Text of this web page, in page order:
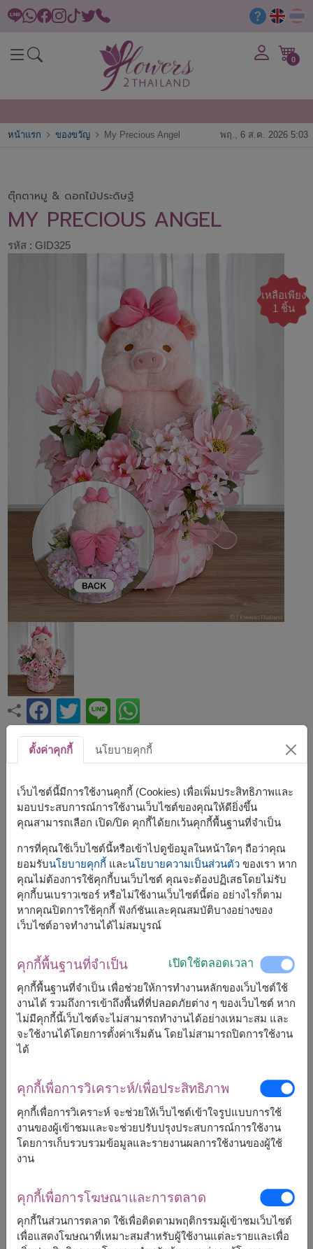
0
หน้าแรก ของขวัญ My Precious Angel พฤ., 6 ส.ค. 2026 5:03
ตุ๊กตาหมู & ดอกไม้ประดิษฐ์
MY PRECIOUS ANGEL
รหัส : GID325
เหลือเพียง
1 ชิ้น
ขนาดโดยประมาณ:
กว้าง: 30 ซม. x สูง: 40 ซม.
เซ็ตของขวัญสุดน่ารักที่รวมตุ๊กตาหมูสีชมพูและดอกไม้
ประดิษฐ์คุณภาพดี จัดตกแต่งอย่างสวยงาม เหมาะสำหรับ
มอบเป็นของขวัญแทนความรัก ความห่วงใย และคำอวยพรใน
ทุกโอกาส
ช่อนี้ประกอบด้วย
ตุ๊กตาหมูน้อยมีปีก
ตกแต่งด้วยดอกไม้ประดิษฐ์
จัดส่งได้เร็วสุดวันนี้ในบางพื้นที่และส., 8 ส.ค. 2026สำหรับ
พื้นที่อื่นๆ
แต่สามารถกำหนดวันได้
ราคาตามพื้นที่จัดส่ง
เริ่มต้นที่ ฿1,690
ฟรีจัดส่ง + ฟรีการ์ดเขียนข้อความ
จัดส่งได้
ทั่วประเทศ
ตั้งค่าคุกกี้ นโยบายคุกกี้
เว็บไซต์นี้มีการใช้งานคุกกี้ (Cookies) เพื่อเพิ่มประสิทธิภาพและ
มอบประสบการณ์การใช้งานเว็บไซต์ของคุณให้ดียิ่งขึ้น
คุณสามารถเลือก เปิด/ปิด คุกกี้ได้ยกเว้นคุกกี้พื้นฐานที่จำเป็น
การที่คุณใช้เว็บไซต์นี้หรือเข้าไปดูข้อมูลในหน้าใดๆ ถือว่าคุณ
ยอมรับนโยบายคุกกี้ และนโยบายความเป็นส่วนตัวของเรา หาก
คุณไม่ต้องการใช้คุกกี้บนเว็บไซต์ คุณจะต้องปฏิเสธโดยไม่รับ
คุกกี้บนเบราวเซอร์ หรือไม่ใช้งานเว็บไซต์นี้ต่อ อย่างไรก็ตาม
หากคุณปิดการใช้คุกกี้ ฟังก์ชันและคุณสมบัติบางอย่างของ
เว็บไซต์อาจทำงานได้ไม่สมบูรณ์
คุกกี้พื้นฐานที่จำเป็น เปิดใช้ตลอดเวลา
คุกกี้พื้นฐานที่จำเป็น เพื่อช่วยให้การทำงานหลักของเว็บไซต์ใช้
งานได้ รวมถึงการเข้าถึงพื้นที่ที่ปลอดภัยต่าง ๆ ของเว็บไซต์ หาก
ไม่มีคุกกี้นี้เว็บไซต์จะไม่สามารถทำงานได้อย่างเหมาะสม และ
จะใช้งานได้โดยการตั้งค่าเริ่มต้น โดยไม่สามารถปิดการใช้งาน
ได้
คุกกี้เพื่อการวิเคราะห์/เพื่อประสิทธิภาพ
คุกกี้เพื่อการวิเคราะห์ จะช่วยให้เว็บไซต์เข้าใจรูปแบบการใช้
งานของผู้เข้าชมและจะช่วยปรับปรุงประสบการณ์การใช้งาน
โดยการเก็บรวบรวมข้อมูลและรายงานผลการใช้งานของผู้ใช้
งาน
คุกกี้เพื่อการโฆษณาและการตลาด
คุกกี้ในส่วนการตลาด ใช้เพื่อติดตามพฤติกรรมผู้เข้าชมเว็บไซต์
เพื่อแสดงโฆษณาที่เหมาะสมสำหรับผู้ใช้งานแต่ละรายและเพื่อ